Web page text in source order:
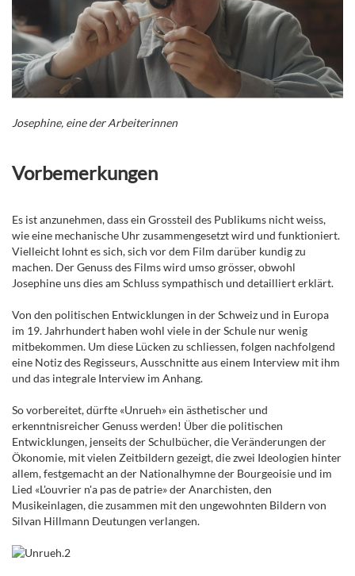
Josephine, eine der Arbeiterinnen
Vorbemerkungen
Es ist anzunehmen, dass ein Grossteil des Publikums nicht weiss,
wie eine mechanische Uhr zusammengesetzt wird und funktioniert.
Vielleicht lohnt es sich, sich vor dem Film darüber kundig zu
machen. Der Genuss des Films wird umso grösser, obwohl
Josephine uns dies am Schluss sympathisch und detailliert erklärt.
Von den politischen Entwicklungen in der Schweiz und in Europa
im 19. Jahrhundert haben wohl viele in der Schule nur wenig
mitbekommen. Um diese Lücken zu schliessen, folgen nachfolgend
eine Notiz des Regisseurs, Ausschnitte aus einem Interview mit ihm
und das integrale Interview im Anhang.
So vorbereitet, dürfte «Unrueh» ein ästhetischer und
erkenntnisreicher Genuss werden! Über die politischen
Entwicklungen, jenseits der Schulbücher, die Veränderungen der
Ökonomie, mit vielen Zeitbildern gezeigt, die zwei Ideologien hinter
allem, festgemacht an der Nationalhymne der Bourgeoisie und im
Lied «L'ouvrier n'a pas de patrie» der Anarchisten, den
Musikeinlagen, die zusammen mit den ungewohnten Bildern von
Silvan Hillmann Deutungen verlangen.